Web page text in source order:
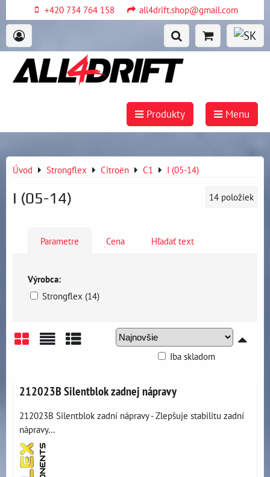
+420 734 764 158 all4drift.shop@gmail.com
Produkty Menu
Úvod Strongflex Citroën C1 I (05-14)
I (05-14) 14 položiek
Parametre Cena Hľadať text
Výrobca:
Strongflex (14)
Iba skladom
212023B Silentblok zadnej nápravy
212023B Silentblok zadní nápravy - Zlepšuje stabilitu zadní
nápravy...